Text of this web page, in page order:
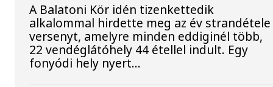
A Balatoni Kör idén tizenkettedik
alkalommal hirdette meg az év strandétele
versenyt, amelyre minden eddiginél több,
22 vendéglátóhely 44 étellel indult. Egy
fonyódi hely nyert...